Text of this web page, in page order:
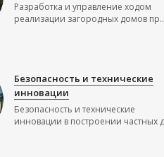
Разработка и управление ходом
реализации загородных домов
Безопасность и технические
инновации
Безопасность и технические
инновации в построении частных